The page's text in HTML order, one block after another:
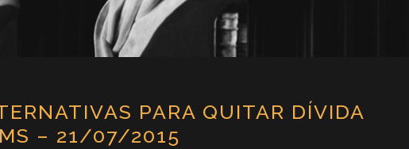
PARA QUITAR DÍVIDA
– 21/07/2015